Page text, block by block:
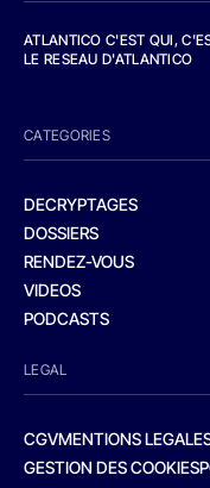
ATLANTICO C'EST QUI,
LE RESEAU D'ATLANTICO
CATEGORIES
DECRYPTAGES
DOSSIERS
RENDEZ-VOUS
VIDEOS
PODCASTS
LEGAL
CGVMENTIONS
GESTION DES COOKIES